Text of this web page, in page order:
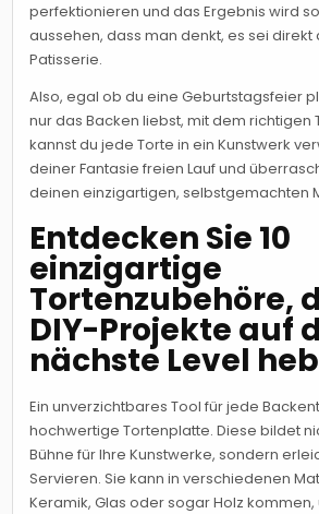
perfektionieren und das Ergebnis wird
aussehen, dass man denkt, es sei direkt
Patisserie.
Also, egal ob du eine Geburtstagsfeier
nur das Backen liebst, mit dem richtigen
kannst du jede Torte in ein Kunstwerk
deiner Fantasie freien Lauf und
deinen einzigartigen, selbstgemachten
Entdecken Sie 10
einzigartige
Tortenzubehöre,
DIY-Projekte auf
nächste Level
Ein unverzichtbares Tool für jede
hochwertige Tortenplatte. Diese bildet
Bühne für Ihre Kunstwerke, sondern
Servieren. Sie kann in verschiedenen
Keramik, Glas oder sogar Holz